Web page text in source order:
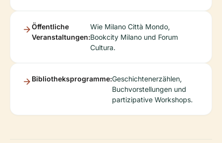
Öffentliche
Veranstaltungen:
Wie Milano Città Mondo,
Bookcity Milano und Forum
Cultura.
Bibliotheksprogramme:Geschichtenerzählen,
Buchvorstellungen und
partizipative Workshops.